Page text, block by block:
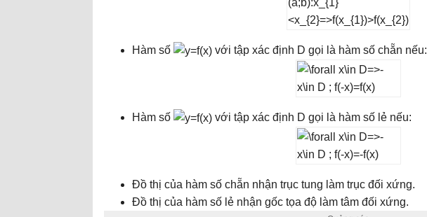
Hàm số với tập xác định D gọi là hàm số chẵn nếu:
Hàm số với tập xác định D gọi là hàm số lẻ nếu:
Đồ thị của hàm số chẵn nhận trục tung làm trục đối xứng.
Đồ thị của hàm số lẻ nhận gốc tọa độ làm tâm đối xứng.